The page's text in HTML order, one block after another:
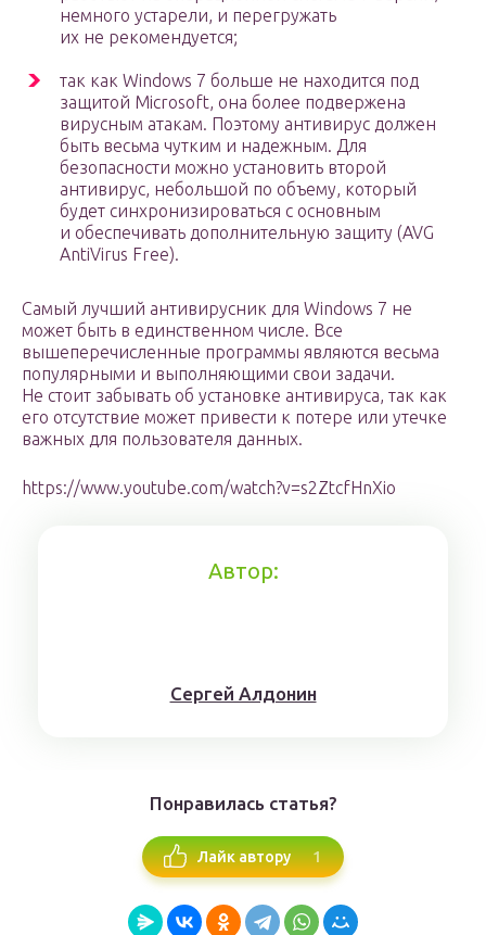
немного устарели, и перегружать
их не рекомендуется;
так как Windows 7 больше не находится под
защитой Microsoft, она более подвержена
вирусным атакам. Поэтому антивирус должен
быть весьма чутким и надежным. Для
безопасности можно установить второй
антивирус, небольшой по объему, который
будет синхронизироваться с основным
и обеспечивать дополнительную защиту (AVG
AntiVirus Free).
Самый лучший антивирусник для Windows 7 не
может быть в единственном числе. Все
вышеперечисленные программы являются весьма
популярными и выполняющими свои задачи.
Не стоит забывать об установке антивируса, так как
его отсутствие может привести к потере или утечке
важных для пользователя данных.
https://www.youtube.com/watch?v=s2ZtcfHnXio
Автор:
Сергей Алдонин
Понравилась статья?
Лайк автору 1